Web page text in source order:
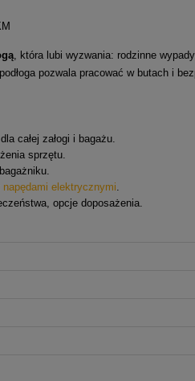
, która lubi wyzwania: rodzinne
pozwala pracować w butach i
całej załogi i bagażu.
sprzętu.
napędami elektrycznymi
opcje doposażenia.